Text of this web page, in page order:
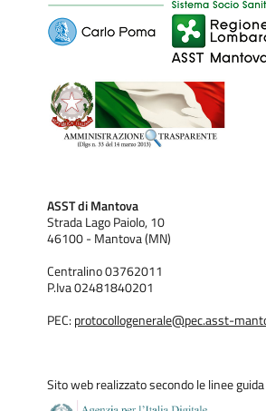
ASST di Mantova
Strada Lago Paiolo, 10
46100 - Mantova (MN)
Centralino 03762011
P.Iva 02481840201
PEC: protocollogenerale@pec.asst-
Sito web realizzato secondo le linee guida